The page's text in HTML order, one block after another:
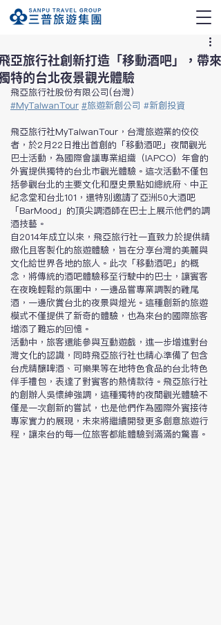
亞旅行社創新打造「移動酒吧」，帶來
特的台北夜景觀光體驗
飛亞旅行社股份有限公司(台灣)
#MyTaiwanTour #旅遊新創公司 #新創投資
飛亞旅行社MyTaiwanTour，台灣旅遊業的佼佼
者，於2月22日推出首創的「移動酒吧」夜間觀光
巴士活動，為國際會議專業組織（IAPCO）年會的
外賓提供獨特的台北市觀光體驗。這次活動不僅包
括參觀台北的主要文化和歷史景點如總統府、中正
紀念堂和台北101，還特別邀請了亞洲50大酒吧
「BarMood」的頂尖調酒師在巴士上展示他們的調
酒技藝。
自2014年成立以來，飛亞旅行社一直致力於提供精
緻化且客製化的旅遊體驗，旨在分享台灣的美麗與
文化給世界各地的旅人。此次「移動酒吧」的概
念，將傳統的酒吧體驗移至行駛中的巴士，讓賓客
在夜晚輕鬆的氛圍中，一邊品嘗專業調製的雞尾
酒，一邊欣賞台北的夜景與燈光。這種創新的旅遊
模式不僅提供了新奇的體驗，也為來台的國際旅客
增添了難忘的回憶。
活動中，旅客還能參與互動遊戲，進一步增進對台
灣文化的認識，同時飛亞旅行社也精心準備了包含
台虎精釀啤酒、可樂果等在地特色食品的台北特色
伴手禮包，表達了對賓客的熱情款待。飛亞旅行社
的創辦人吳懷紳強調，這種獨特的夜間觀光體驗不
僅是一次創新的嘗試，也是他們作為國際外賓接待
專家實力的展現，未來將繼續開發更多創意旅遊行
程，讓來台的每一位旅客都能體驗到滿滿的驚喜。